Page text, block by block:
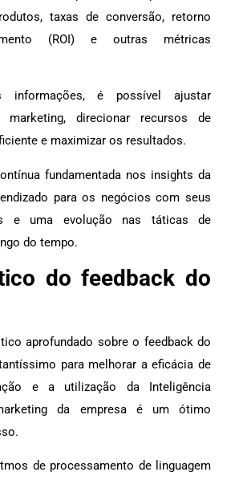
taxas de conversão, retorno
(ROI) e outras métricas
informações, é possível ajustar
marketing, direcionar recursos de
e maximizar os resultados.
fundamentada nos insights da
para os negócios com seus
e uma evolução nas táticas de
do tempo.
do feedback do
aprofundado sobre o feedback do
para melhorar a eficácia de
e a utilização da Inteligência
da empresa é um ótimo
de processamento de linguagem